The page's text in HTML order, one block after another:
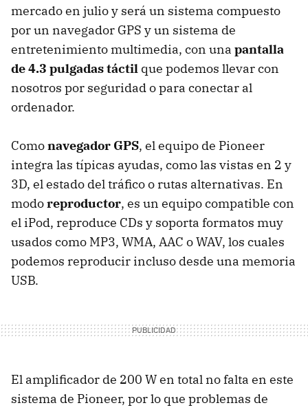
mercado en julio y será un sistema compuesto
por un navegador GPS y un sistema de
entretenimiento multimedia, con una pantalla
de 4.3 pulgadas táctil que podemos llevar con
nosotros por seguridad o para conectar al
ordenador.
Comonavegador GPS, el equipo de Pioneer
integra las típicas ayudas, como las vistas en 2 y
3D, el estado del tráfico o rutas alternativas. En
modoreproductor, es un equipo compatible con
el iPod, reproduce CDs y soporta formatos muy
usados como MP3, WMA, AAC oWAV, los cuales
podemos reproducir incluso desde una memoria
USB.
El amplificador de 200 W en total no falta en este
sistema de Pioneer, por lo que problemas de